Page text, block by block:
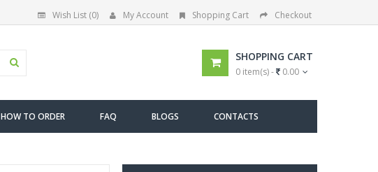
Wish List (0) My Account Shopping Cart Checkout
SHOPPING CART
0 item(s) - 0.00
HOW TO ORDER FAQ BLOGS CONTACTS